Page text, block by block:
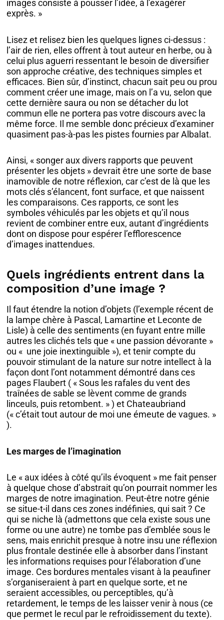
images consiste à pousser l’idée, à l’exagérer
exprès. »
Lisez et relisez bien les quelques lignes ci-dessus :
l’air de rien, elles offrent à tout auteur en herbe, ou à
celui plus aguerri ressentant le besoin de diversifier
son approche créative, des techniques simples et
efficaces. Bien sûr, d’instinct, chacun sait peu ou prou
comment créer une image, mais on l’a vu, selon que
cette dernière saura ou non se détacher du lot
commun elle ne portera pas votre discours avec la
même force. Il me semble donc précieux d’examiner
quasiment pas-à-pas les pistes fournies par Albalat.
Ainsi, « songer aux divers rapports que peuvent
présenter les objets » devrait être une sorte de base
inamovible de notre réflexion, car c’est de là que les
mots clés s’élancent, font surface, et que naissent
les comparaisons. Ces rapports, ce sont les
symboles véhiculés par les objets et qu’il nous
revient de combiner entre eux, autant d’ingrédients
dont on dispose pour espérer l’efflorescence
d’images inattendues.
Quels ingrédients entrent dans la
composition d’une image ?
Il faut étendre la notion d’objets (l’exemple récent de
la lampe chère à Pascal, Lamartine et Leconte de
Lisle) à celle des sentiments (en fuyant entre mille
autres les clichés tels que « une passion dévorante »
ou « une joie inextinguible »), et tenir compte du
pouvoir stimulant de la nature sur notre intellect à la
façon dont l’ont notamment démontré dans ces
pages Flaubert ( « Sous les rafales du vent des
traînées de sable se lèvent comme de grands
linceuls, puis retombent. » ) et Chateaubriand
(« c’était tout autour de moi une émeute de vagues. »
).
Les marges de l’imagination
Le « aux idées à côté qu’ils évoquent » me fait penser
à quelque chose d’abstrait qu’on pourrait nommer les
marges de notre imagination. Peut-être notre génie
se situe-t-il dans ces zones indéfinies, qui sait ? Ce
qui se niche là (admettons que cela existe sous une
forme ou une autre) ne tombe pas d’emblée sous le
sens, mais enrichit presque à notre insu une réflexion
plus frontale destinée elle à absorber dans l’instant
les informations requises pour l’élaboration d’une
image. Ces bordures mentales visant à la peaufiner
s’organiseraient à part en quelque sorte, et ne
seraient accessibles, ou perceptibles, qu’à
retardement, le temps de les laisser venir à nous (ce
que permet le recul par le refroidissement du texte).